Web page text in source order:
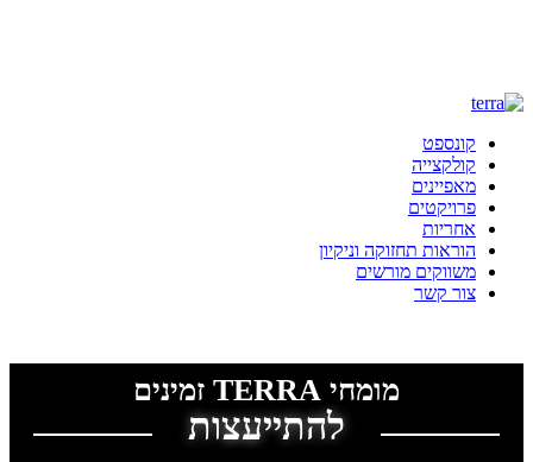
קונספט
קולקצייה
מאפיינים
פרויקטים
אחריות
הוראות תחזוקה וניקיון
משווקים מורשים
צור קשר
מומחי TERRA זמינים
להתייעצות